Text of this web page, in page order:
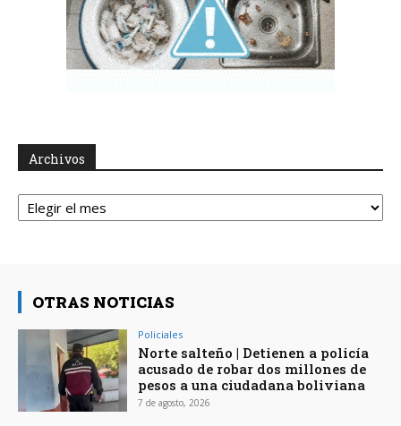
Archivos
Archivos
OTRAS NOTICIAS
Policiales
Norte salteño | Detienen a policía
acusado de robar dos millones de
pesos a una ciudadana boliviana
7 de agosto, 2026